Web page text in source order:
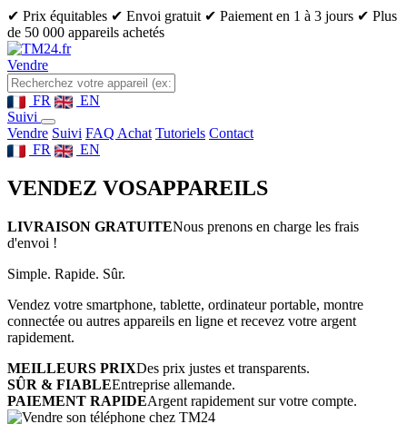
✔ Prix équitables ✔ Envoi gratuit ✔ Paiement en 1 à 3 jours ✔ Plus
de 50 000 appareils achetés
Vendre
FR
EN
Suivi
Vendre Suivi FAQ Achat Tutoriels Contact
FR
EN
VENDEZ VOSAPPAREILS
LIVRAISON GRATUITENous prenons en charge les frais
d'envoi !
Simple. Rapide. Sûr.
Vendez votre smartphone, tablette, ordinateur portable, montre
connectée ou autres appareils en ligne et recevez votre argent
rapidement.
MEILLEURS PRIXDes prix justes et transparents.
SÛR & FIABLEEntreprise allemande.
PAIEMENT RAPIDEArgent rapidement sur votre compte.